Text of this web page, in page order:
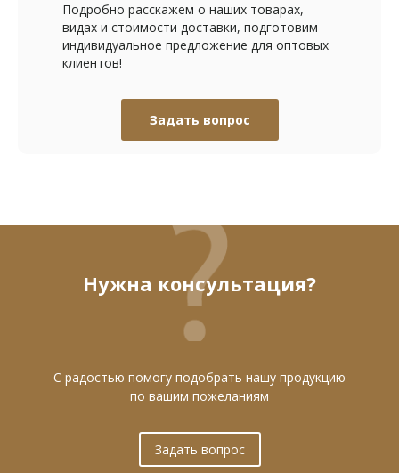
Подробно расскажем о наших товарах,
видах и стоимости доставки, подготовим
индивидуальное предложение для оптовых
клиентов!
Задать вопрос
Нужна консультация?
С радостью помогу подобрать нашу продукцию
по вашим пожеланиям
Задать вопрос